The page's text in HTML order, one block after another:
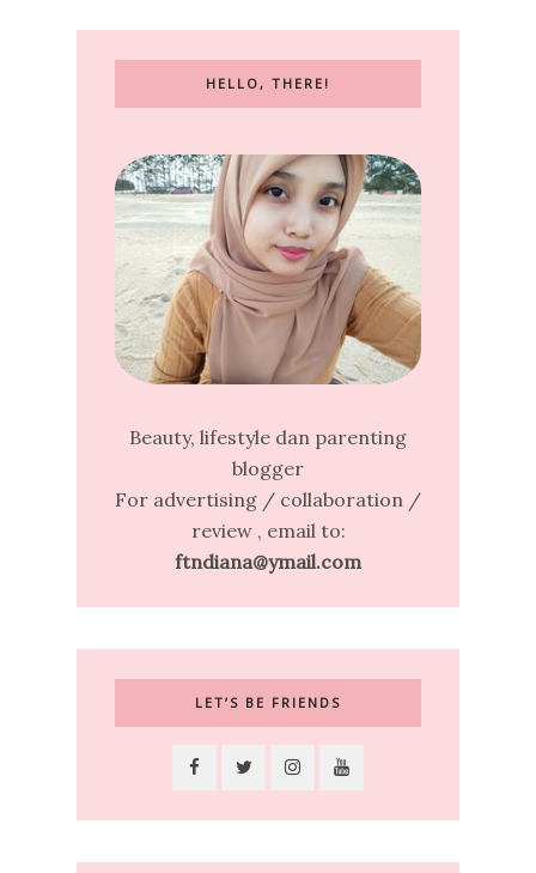
HELLO, THERE!
Beauty, lifestyle dan parenting
blogger
For advertising / collaboration /
review , email to:
ftndiana@ymail.com
LET’S BE FRIENDS